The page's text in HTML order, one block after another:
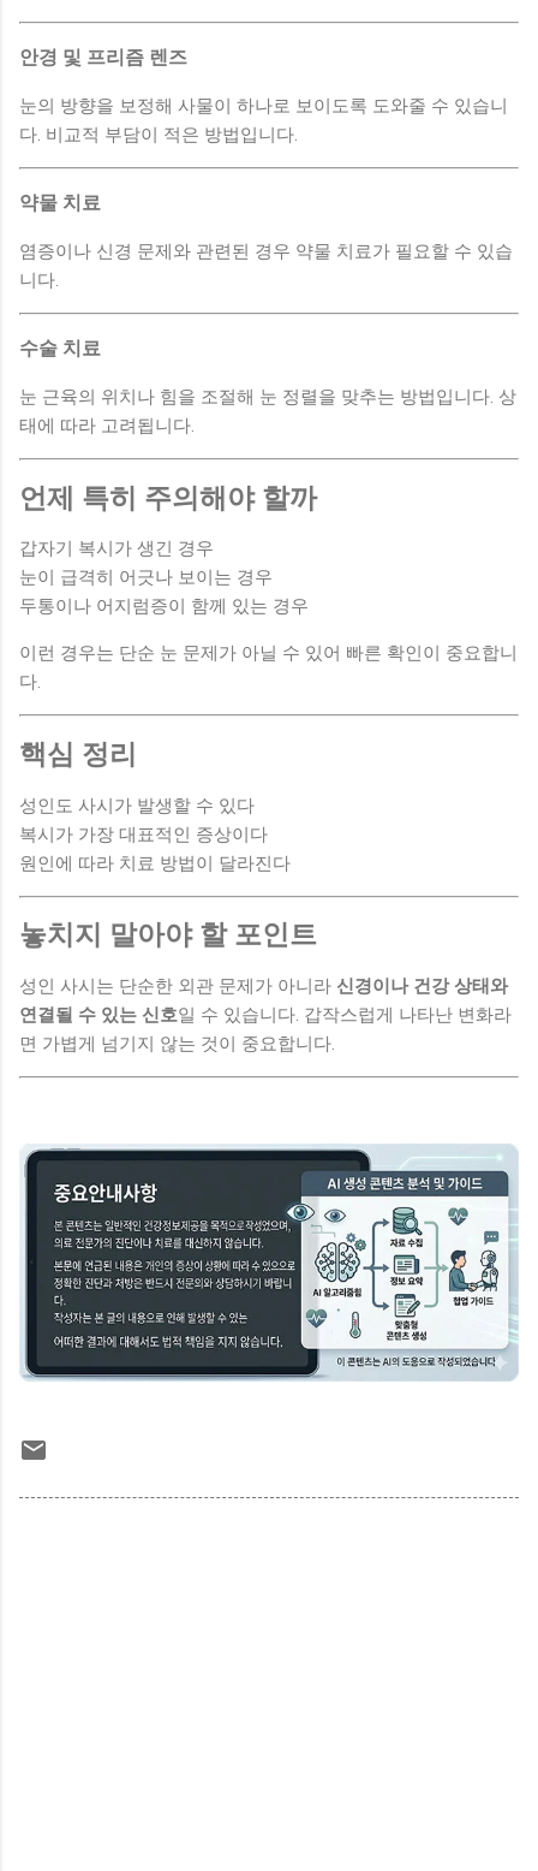
안경 및 프리즘 렌즈
눈의 방향을 보정해 사물이 하나로 보이도록 도와줄 수 있습니
다. 비교적 부담이 적은 방법입니다.
약물 치료
염증이나 신경 문제와 관련된 경우 약물 치료가 필요할 수 있습
니다.
수술 치료
눈 근육의 위치나 힘을 조절해 눈 정렬을 맞추는 방법입니다. 상
태에 따라 고려됩니다.
언제 특히 주의해야 할까
갑자기 복시가 생긴 경우
눈이 급격히 어긋나 보이는 경우
두통이나 어지럼증이 함께 있는 경우
이런 경우는 단순 눈 문제가 아닐 수 있어 빠른 확인이 중요합니
다.
핵심 정리
성인도 사시가 발생할 수 있다
복시가 가장 대표적인 증상이다
원인에 따라 치료 방법이 달라진다
놓치지 말아야 할 포인트
성인 사시는 단순한 외관 문제가 아니라 신경이나 건강 상태와
연결될 수 있는 신호일 수 있습니다. 갑작스럽게 나타난 변화라
면 가볍게 넘기지 않는 것이 중요합니다.